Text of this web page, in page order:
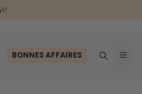
BONNES AFFAIRES